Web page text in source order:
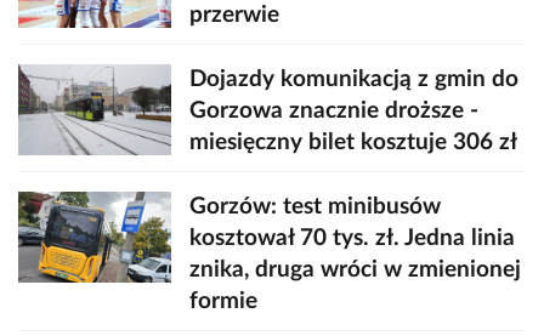
przerwie
Dojazdy komunikacją z gmin do
Gorzowa znacznie droższe -
miesięczny bilet kosztuje 306 zł
Gorzów: test minibusów
kosztował 70 tys. zł. Jedna linia
znika, druga wróci w zmienionej
formie